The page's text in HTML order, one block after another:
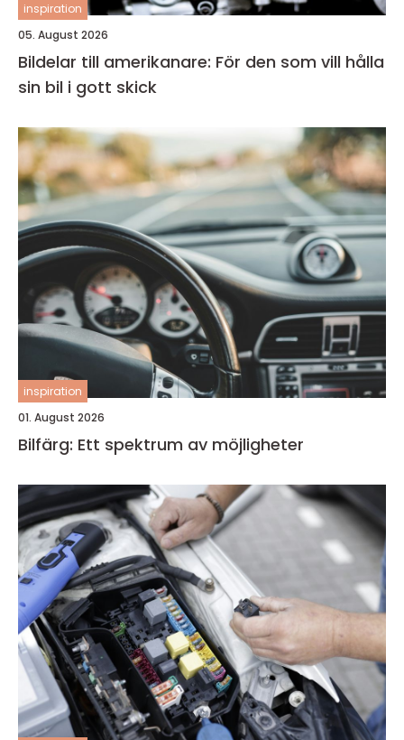
inspiration
05. August 2026
Bildelar till amerikanare: För den som vill hålla
sin bil i gott skick
inspiration
01. August 2026
Bilfärg: Ett spektrum av möjligheter